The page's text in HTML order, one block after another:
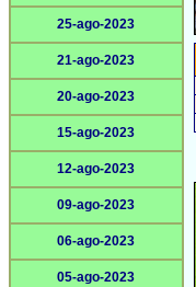
25-ago-2023
21-ago-2023
20-ago-2023
15-ago-2023
12-ago-2023
09-ago-2023
06-ago-2023
05-ago-2023